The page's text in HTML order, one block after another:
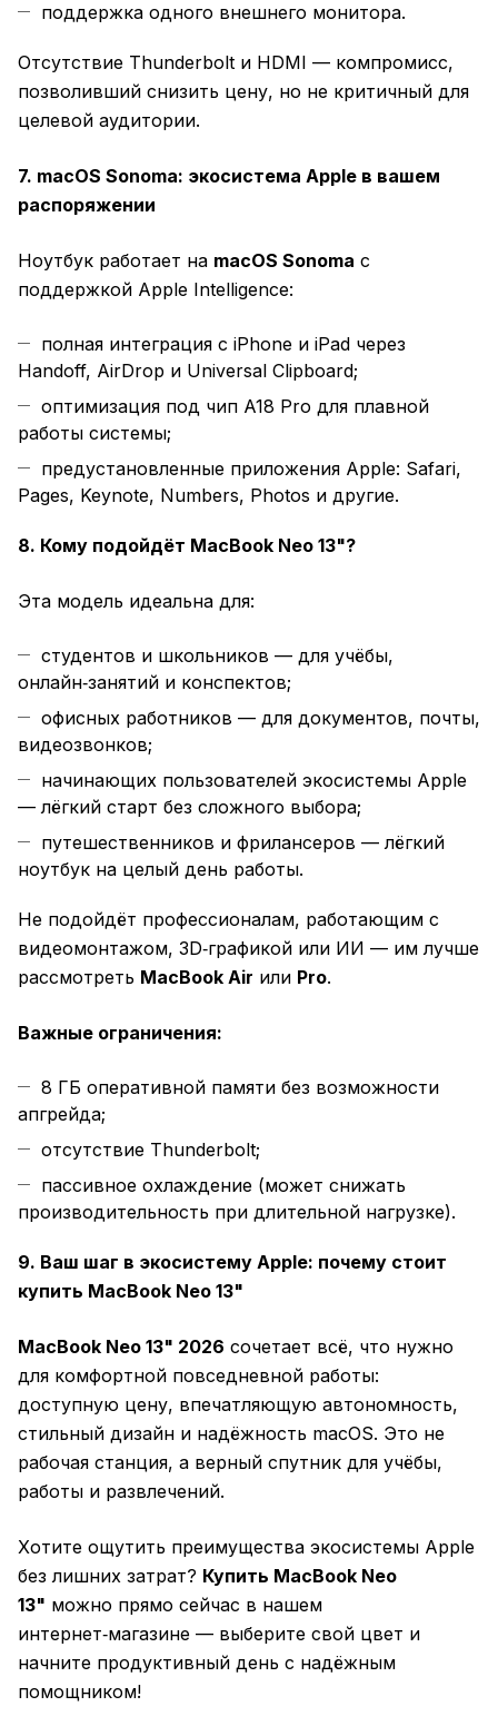
поддержка одного внешнего монитора.
Отсутствие Thunderbolt и HDMI — компромисс,
позволивший снизить цену, но не критичный для
целевой аудитории.
7. macOS Sonoma: экосистема Apple в вашем
распоряжении
Ноутбук работает на macOS Sonoma с
поддержкой Apple Intelligence:
полная интеграция с iPhone и iPad через
Handoff, AirDrop и Universal Clipboard;
оптимизация под чип A18 Pro для плавной
работы системы;
предустановленные приложения Apple: Safari,
Pages, Keynote, Numbers, Photos и другие.
8. Кому подойдёт MacBook Neo 13"?
Эта модель идеальна для:
студентов и школьников — для учёбы,
онлайн‑занятий и конспектов;
офисных работников — для документов, почты,
видеозвонков;
начинающих пользователей экосистемы Apple
— лёгкий старт без сложного выбора;
путешественников и фрилансеров — лёгкий
ноутбук на целый день работы.
Не подойдёт профессионалам, работающим с
видеомонтажом, 3D‑графикой или ИИ — им лучше
рассмотреть MacBook Air или Pro.
Важные ограничения:
8 ГБ оперативной памяти без возможности
апгрейда;
отсутствие Thunderbolt;
пассивное охлаждение (может снижать
производительность при длительной нагрузке).
9. Ваш шаг в экосистему Apple: почему стоит
купить MacBook Neo 13"
MacBook Neo 13" 2026 сочетает всё, что нужно
для комфортной повседневной работы:
доступную цену, впечатляющую автономность,
стильный дизайн и надёжность macOS. Это не
рабочая станция, а верный спутник для учёбы,
работы и развлечений.
Хотите ощутить преимущества экосистемы Apple
без лишних затрат? Купить MacBook Neo
13" можно прямо сейчас в нашем
интернет‑магазине — выберите свой цвет и
начните продуктивный день с надёжным
помощником!